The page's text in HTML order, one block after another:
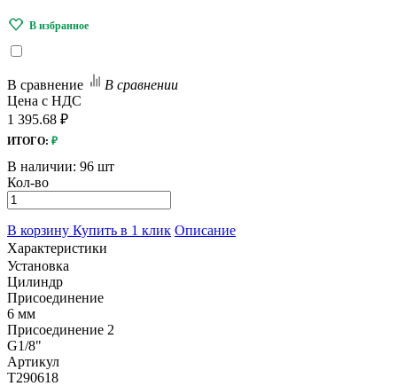
В сравнение
В сравнении
Цена с НДС
1 395.68 ₽
ИТОГО: ₽
В наличии: 96 шт
Кол-во
В корзину Купить в 1 клик Описание
Характеристики
Установка
Цилиндр
Присоединение
6 мм
Присоединение 2
G1/8"
Артикул
T290618